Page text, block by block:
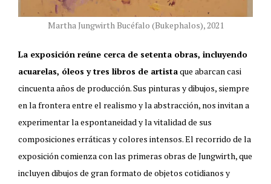
Martha Jungwirth Bucéfalo (Bukephalos), 2021
La exposición reúne cerca de setenta obras, incluyendo
acuarelas, óleos y tres libros de artistaque abarcan casi
cincuenta años de producción. Sus pinturas y dibujos, siempre
en la frontera entre el realismo y la abstracción, nos invitan a
experimentar la espontaneidad y la vitalidad de sus
composiciones erráticas y colores intensos. El recorrido de la
exposición comienza con las primeras obras de Jungwirth, que
incluyen dibujos de gran formato de objetos cotidianos y